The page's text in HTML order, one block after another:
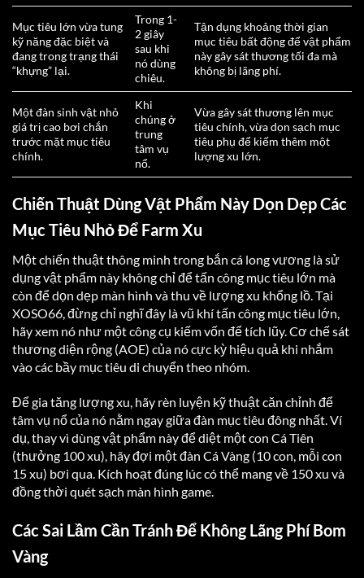
Mục tiêu lớn vừa tung
kỹ năng đặc biệt và
đang trong trạng thái
“khựng” lại.
Trong 1-
2 giây
sau khi
nó dùng
chiêu.
Tận dụng khoảng thời gian
mục tiêu bất động để vật phẩm
này gây sát thương tối đa mà
không bị lãng phí.
Một đàn sinh vật nhỏ
giá trị cao bơi chắn
trước mặt mục tiêu
chính.
Khi
chúng ở
trung
tâm vụ
nổ.
Vừa gây sát thương lên mục
tiêu chính, vừa dọn sạch mục
tiêu phụ để kiếm thêm một
lượng xu lớn.
Chiến Thuật Dùng Vật Phẩm Này Dọn Dẹp Các
Mục Tiêu Nhỏ Để Farm Xu
Một chiến thuật thông minh trong bắn cá long vương là sử
dụng vật phẩm này không chỉ để tấn công mục tiêu lớn mà
còn để dọn dẹp màn hình và thu về lượng xu khổng lồ. Tại
XOSO66, đừng chỉ nghĩ đây là vũ khí tấn công mục tiêu lớn,
hãy xem nó như một công cụ kiếm vốn để tích lũy. Cơ chế sát
thương diện rộng (AOE) của nó cực kỳ hiệu quả khi nhắm
vào các bầy mục tiêu di chuyển theo nhóm.
Để gia tăng lượng xu, hãy rèn luyện kỹ thuật căn chỉnh để
tâm vụ nổ của nó nằm ngay giữa đàn mục tiêu đông nhất. Ví
dụ, thay vì dùng vật phẩm này để diệt một con Cá Tiên
(thưởng 100 xu), hãy đợi một đàn Cá Vàng (10 con, mỗi con
15 xu) bơi qua. Kích hoạt đúng lúc có thể mang về 150 xu và
đồng thời quét sạch màn hình game.
Các Sai Lầm Cần Tránh Để Không Lãng Phí Bom
Vàng